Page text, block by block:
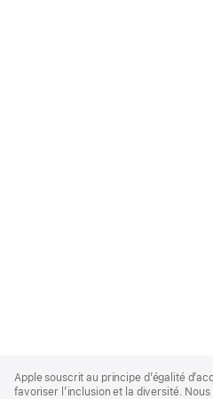
Footer
Apple souscrit au principe d’égalité
favoriser l’inclusion et la diversité.